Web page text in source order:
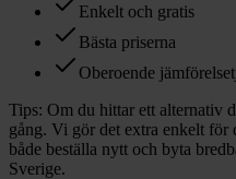
Enkelt och gratis
Bästa priserna
Oberoende
Tips: Om du hittar ett alternativ
gång. Vi gör det extra enkelt
både beställa nytt och byta
Sverige.